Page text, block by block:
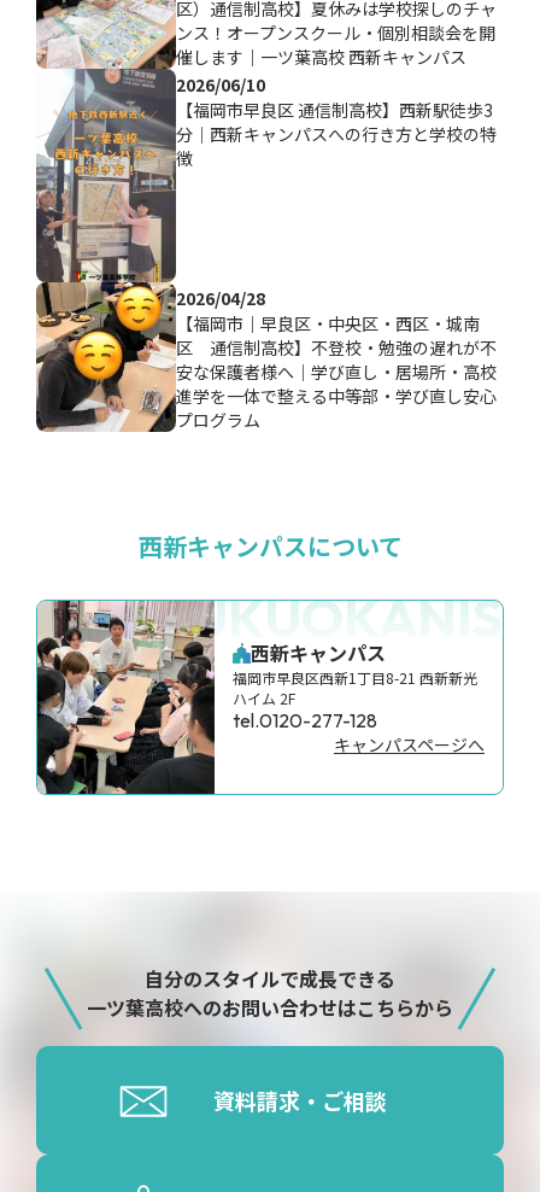
区）通信制高校】夏休みは学校探しのチャ
ンス！オープンスクール・個別相談会を開
催します｜一ツ葉高校 西新キャンパス
2026/06/10
【福岡市早良区 通信制高校】西新駅徒歩3
分｜西新キャンパスへの行き方と学校の特
徴
2026/04/28
【福岡市｜早良区・中央区・西区・城南
区 通信制高校】不登校・勉強の遅れが不
安な保護者様へ｜学び直し・居場所・高校
進学を一体で整える中等部・学び直し安心
プログラム
西新キャンパスについて
西新キャンパス
福岡市早良区西新1丁目8-21 西新新光
ハイム 2F
tel.0120-277-128
キャンパスページへ
自分のスタイルで成長できる
一ツ葉高校へのお問い合わせはこちらから
資料請求・ご相談